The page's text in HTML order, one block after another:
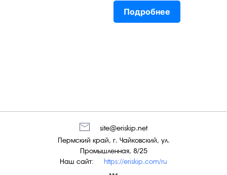
Подробнее
Наш сайт: https://eriskip.com/ru
Пермский край, г. Чайковский, ул.
Промышленная, 8/25
site@eriskip.net